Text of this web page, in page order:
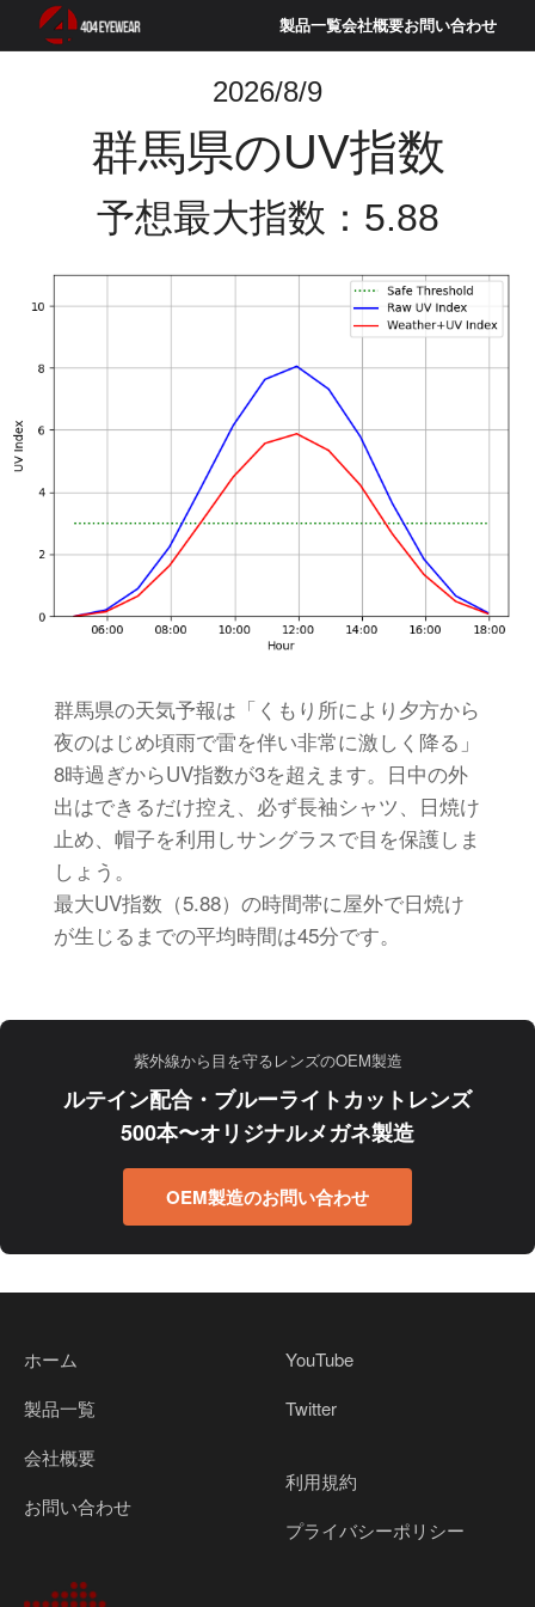
製品一覧会社概要お問い合わせ
2026/8/9
群馬県のUV指数
予想最大指数：5.88
群馬県の天気予報は「くもり所により夕方から
夜のはじめ頃雨で雷を伴い非常に激しく降る」
8時過ぎからUV指数が3を超えます。日中の外
出はできるだけ控え、必ず長袖シャツ、日焼け
止め、帽子を利用しサングラスで目を保護しま
しょう。
最大UV指数（5.88）の時間帯に屋外で日焼け
が生じるまでの平均時間は45分です。
紫外線から目を守るレンズのOEM製造
ルテイン配合・ブルーライトカットレンズ
500本〜オリジナルメガネ製造
OEM製造のお問い合わせ
ホーム
製品一覧
会社概要
お問い合わせ
YouTube
Twitter
利用規約
プライバシーポリシー